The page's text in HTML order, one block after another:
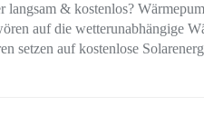
& kostenlos?
auf die wetterunabhängige
setzen auf kostenlose